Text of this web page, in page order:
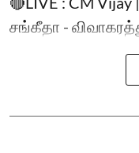
சங்கீதா -